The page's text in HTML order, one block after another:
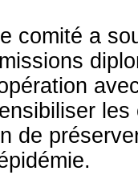
comité a
de